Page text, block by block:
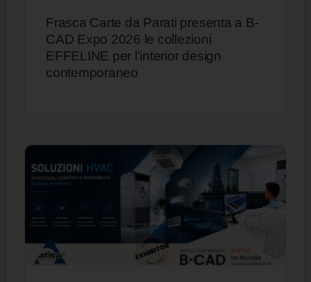
Frasca Carte da Parati presenta a B-
CAD Expo 2026 le collezioni
EFFELINE per l’interior design
contemporaneo